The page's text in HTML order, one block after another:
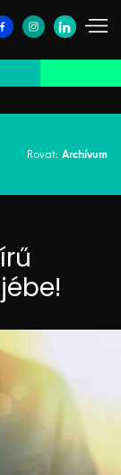
Rovat: Archívum